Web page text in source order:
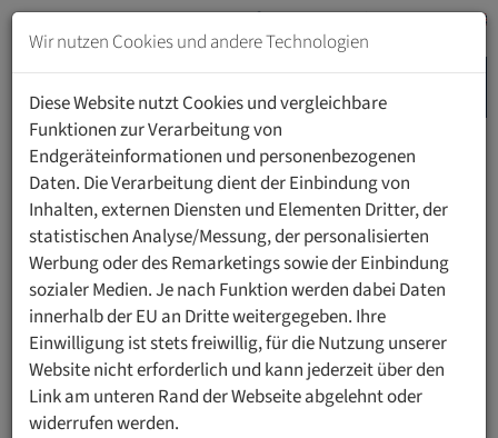
Zum
Inhalt
springen
Navigation
springen
HOME FORSCHUNG
INSTITUT FÜR TRANSLATIONALE MEDIZIN
KONTAKT
Ihr Kontakt
Email:
itm [at] ufl.li
Wir nutzen Cookies und andere Technologien
Diese Website nutzt Cookies und vergleichbare
Funktionen zur Verarbeitung von
Endgeräteinformationen und personenbezogenen
Daten. Die Verarbeitung dient der Einbindung von
Inhalten, externen Diensten und Elementen Dritter, der
statistischen Analyse/Messung, der personalisierten
Werbung oder des Remarketings sowie der Einbindung
sozialer Medien. Je nach Funktion werden dabei Daten
innerhalb der EU an Dritte weitergegeben. Ihre
Einwilligung ist stets freiwillig, für die Nutzung unserer
Website nicht erforderlich und kann jederzeit über den
Link am unteren Rand der Webseite abgelehnt oder
widerrufen werden.